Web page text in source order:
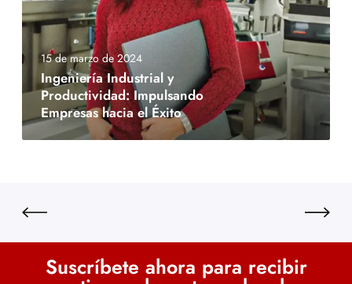
15 de marzo de 2024
Ingeniería Industrial y
Productividad: Impulsando
Empresas hacia el Éxito
Suscríbete ahora para recibir